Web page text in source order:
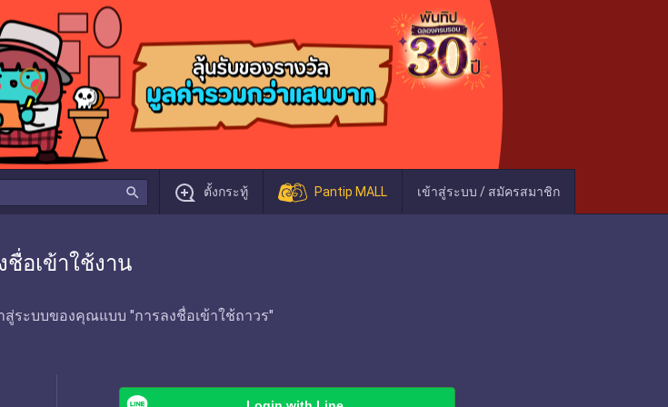
search ตั้งกระทู้ Pantip MALL เข้าสู่ระบบ / สมัครสมาชิก
ชื่อเข้าใช้งาน
สู่ระบบของคุณแบบ "การลงชื่อเข้าใช้ถาวร"